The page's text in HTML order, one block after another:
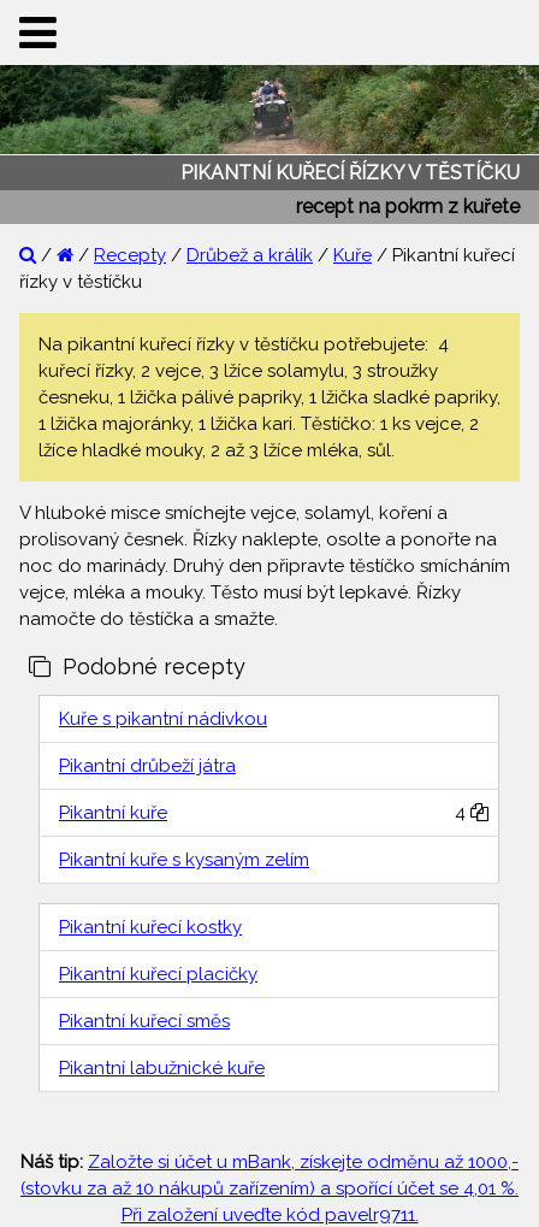
PIKANTNÍ KUŘECÍ ŘÍZKY V TĚSTÍČKU
recept na pokrm z kuřete
/ / Recepty / Drůbež a králík / Kuře / Pikantní kuřecí
řízky v těstíčku
Na pikantní kuřecí řízky v těstíčku potřebujete: 4
kuřecí řízky, 2 vejce, 3 lžíce solamylu, 3 stroužky
česneku, 1 lžička pálivé papriky, 1 lžička sladké papriky,
1 lžička majoránky, 1 lžička kari. Těstíčko: 1 ks vejce, 2
lžíce hladké mouky, 2 až 3 lžíce mléka, sůl.
V hluboké misce smíchejte vejce, solamyl, koření a
prolisovaný česnek. Řízky naklepte, osolte a ponořte na
noc do marinády. Druhý den připravte těstíčko smícháním
vejce, mléka a mouky. Těsto musí být lepkavé. Řízky
namočte do těstíčka a smažte.
Podobné recepty
Kuře s pikantní nádivkou
Pikantní drůbeží játra
Pikantní kuře 4
Pikantní kuře s kysaným zelím
Pikantní kuřecí kostky
Pikantní kuřecí placičky
Pikantní kuřecí směs
Pikantní labužnické kuře
Náš tip: Založte si účet u mBank, získejte odměnu až 1000,-
(stovku za až 10 nákupů zařízením) a spořící účet se 4,01 %.
Při založení uveďte kód pavelr9711.